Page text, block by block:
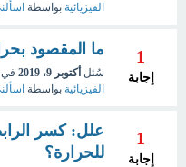
الفيزيائية بواسطة
1
إجابة
ما المقصود
سُئل أكتوبر 9، 2019 في
الفيزيائية بواسطة
1
إجابة
علل: كسر
للحرارة؟